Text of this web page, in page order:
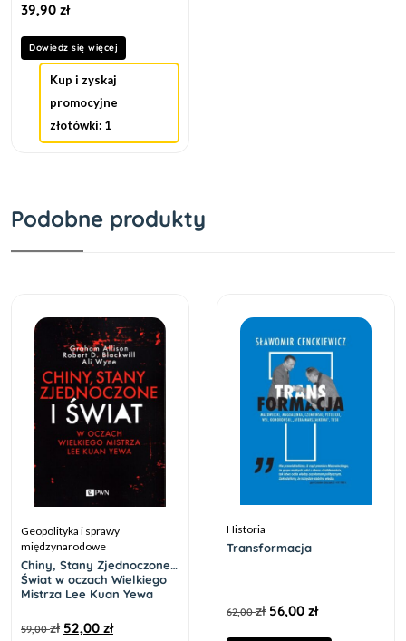
39,90 zł
Dowiedz się więcej
Kup i zyskaj
promocyjne
złotówki: 1
Podobne produkty
Geopolityka i sprawy
międzynarodowe
Chiny, Stany Zjednoczone i
Świat w oczach Wielkiego
Mistrza Lee Kuan Yewa
59,00zł 52,00 zł
Historia
Transformacja
62,00zł 56,00 zł